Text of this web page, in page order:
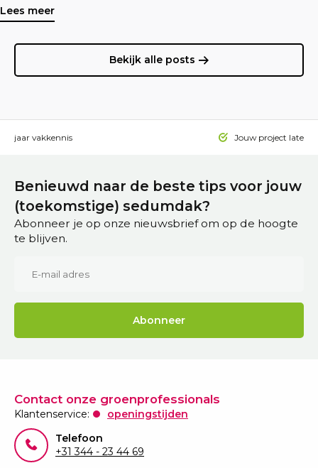
Lees meer
Bekijk alle posts
15 jaar vakkennis Jouw project laten
Benieuwd naar de beste tips voor jouw
(toekomstige) sedumdak?
Abonneer je op onze nieuwsbrief om op de hoogte
te blijven.
Abonneer
Contact onze groenprofessionals
Klantenservice:
openingstijden
Telefoon
+31 344 - 23 44 69